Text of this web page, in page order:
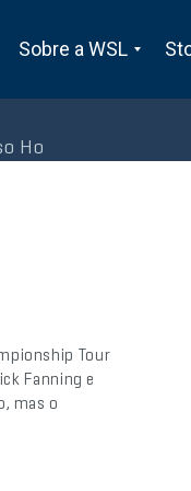
Sobre a WSL
Ho
Tour
Fanning e
mas o